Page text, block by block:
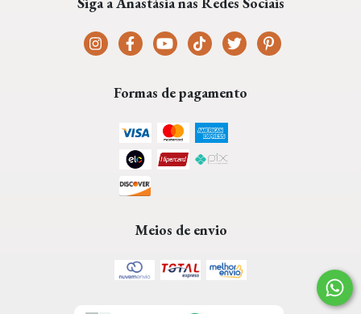
Formas de pagamento
Meios de envio